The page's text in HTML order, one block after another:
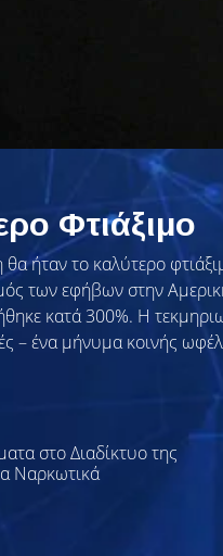
Φτιάξιμο
θα ήταν το καλύτερο
των εφήβων στην
κατά 300%. Η
– ένα μήνυμα κοινής
στο Διαδίκτυο της
Ναρκωτικά